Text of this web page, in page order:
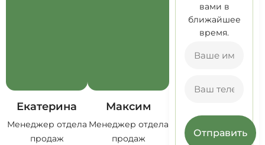
вами в
ближайшее
время.
Отправить
Екатерина
Менеджер отдела
продаж
Максим
Менеджер отдела
продаж